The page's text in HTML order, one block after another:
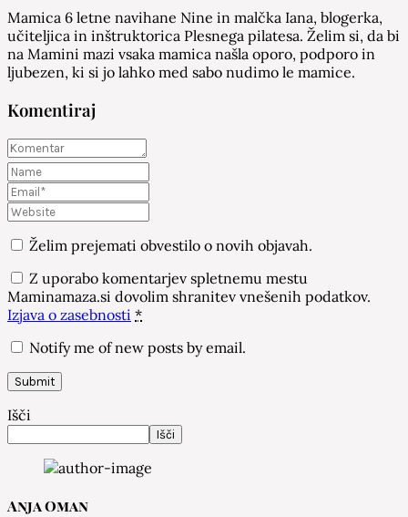
Mamica 6 letne navihane Nine in malčka Iana, blogerka,
učiteljica in inštruktorica Plesnega pilatesa. Želim si, da bi
na Mamini mazi vsaka mamica našla oporo, podporo in
ljubezen, ki si jo lahko med sabo nudimo le mamice.
Komentiraj
Želim prejemati obvestilo o novih objavah.
Z uporabo komentarjev spletnemu mestu
Maminamaza.si dovolim shranitev vnešenih podatkov.
Izjava o zasebnosti *
Notify me of new posts by email.
Išči
Išči
Anja Oman